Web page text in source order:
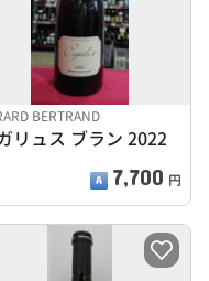
BERTRAND
リュス ブラン 2022
7,700 円